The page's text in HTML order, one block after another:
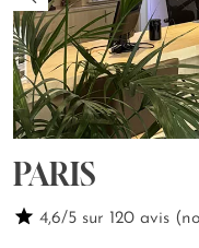
PARIS
4,6/5 sur 120 avis